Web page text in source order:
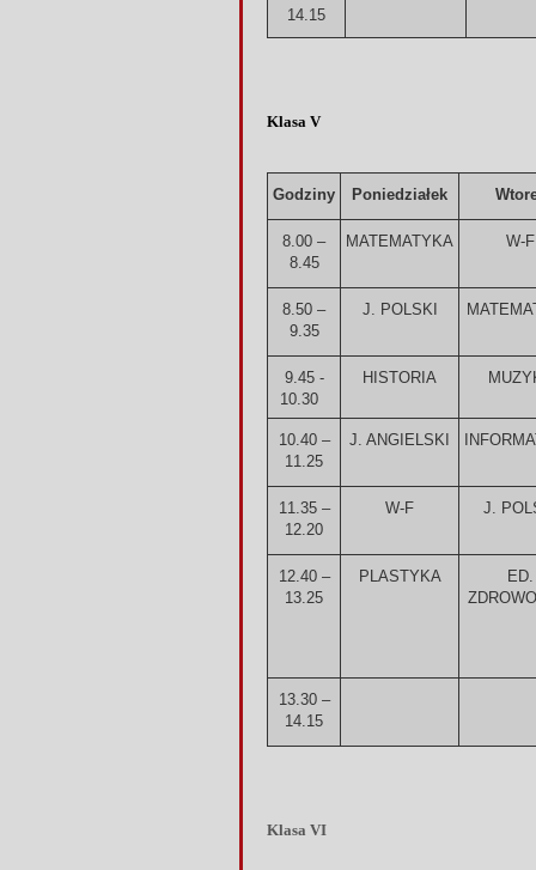
14.15
Klasa V
Godziny Poniedziałek
8.00 –
8.45
MATEMATYKA W-F
8.50 –
9.35
J. POLSKI
9.45 -
10.30
HISTORIA
10.40 –
11.25
J. ANGIELSKI
11.35 –
12.20
W-F J.
12.40 –
13.25
PLASTYKA
ED.
13.30 –
14.15
Klasa VI